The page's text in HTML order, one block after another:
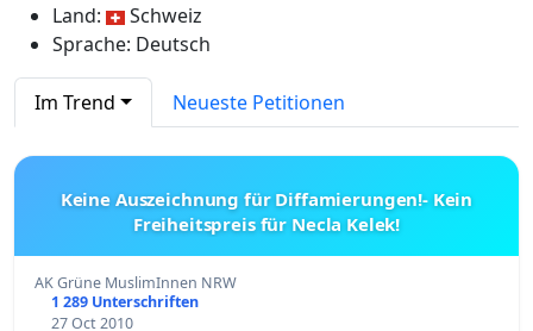
Land:
Schweiz
Sprache: Deutsch
Im Trend Neueste Petitionen
Keine Auszeichnung für Diffamierungen!- Kein
Freiheitspreis für Necla Kelek!
AK Grüne MuslimInnen NRW
1 289 Unterschriften
27 Oct 2010